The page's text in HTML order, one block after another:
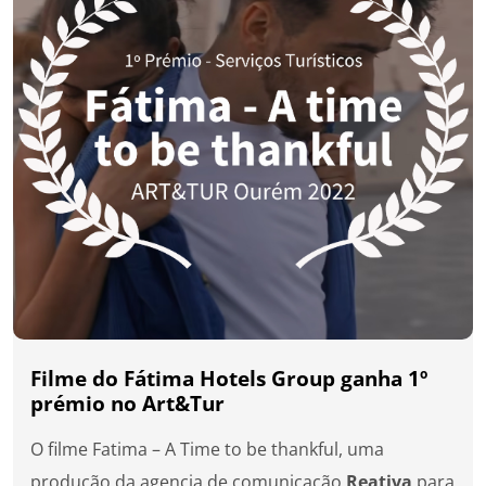
Filme do Fátima Hotels Group ganha 1º
prémio no Art&Tur
O filme Fatima – A Time to be thankful, uma